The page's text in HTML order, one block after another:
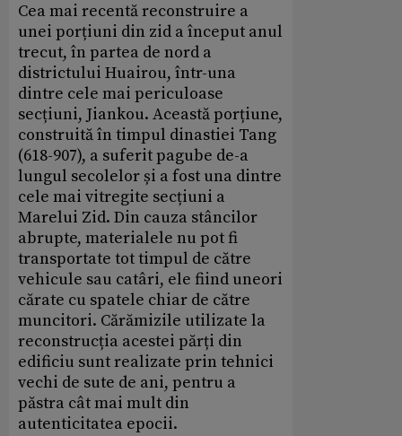
Cea mai recentă reconstruire a
unei porțiuni din zid a început anul
trecut, în partea de nord a
districtului Huairou, într-una
dintre cele mai periculoase
secțiuni, Jiankou. Această porțiune,
construită în timpul dinastiei Tang
(618-907), a suferit pagube de-a
lungul secolelor și a fost una dintre
cele mai vitregite secțiuni a
Marelui Zid. Din cauza stâncilor
abrupte, materialele nu pot fi
transportate tot timpul de către
vehicule sau catâri, ele fiind uneori
cărate cu spatele chiar de către
muncitori. Cărămizile utilizate la
reconstrucția acestei părți din
edificiu sunt realizate prin tehnici
vechi de sute de ani, pentru a
păstra cât mai mult din
autenticitatea epocii.